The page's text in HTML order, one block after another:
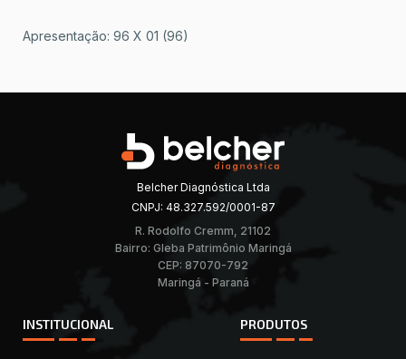
Apresentação: 96 X 01 (96)
Belcher Diagnóstica Ltda
CNPJ: 48.327.592/0001-87
R. Rodolfo Cremm, 21102
Bairro: Gleba Patrimônio Maringá
CEP: 87070-792
Maringá - Paraná
INSTITUCIONAL PRODUTOS